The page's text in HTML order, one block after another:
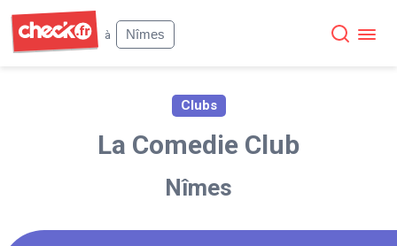
à
Nîmes
Clubs
La Comedie Club
Nîmes